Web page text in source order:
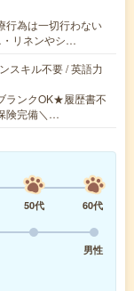
行為は一切行わない
リネンやシ…
スキル不要 / 英語力
ランクOK★履歴書不
険完備＼…
50代
60代
男性